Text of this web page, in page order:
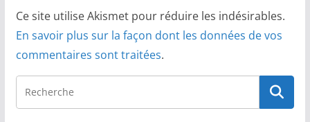
Ce site utilise Akismet pour réduire les indésirables.
En savoir plus sur la façon dont les données de vos
commentaires sont traitées.